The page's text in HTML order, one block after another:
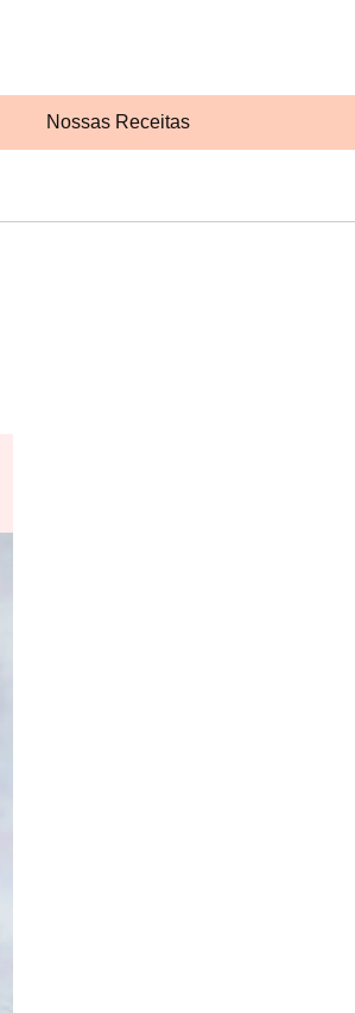
Nossas Receitas